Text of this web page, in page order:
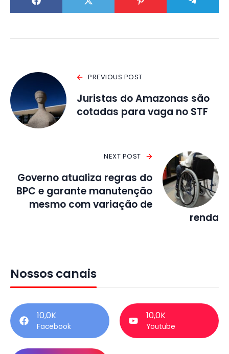
PREVIOUS POST
Juristas do Amazonas são
cotadas para vaga no STF
NEXT POST
Governo atualiza regras do
BPC e garante manutenção
mesmo com variação de
renda
Nossos canais
10,0K
Facebook
10,0K
Youtube